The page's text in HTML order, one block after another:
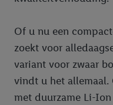
Of u nu een
zoekt voor
variant voor zwaar
vindt u het allemaal.
met duurzame Li-Ion